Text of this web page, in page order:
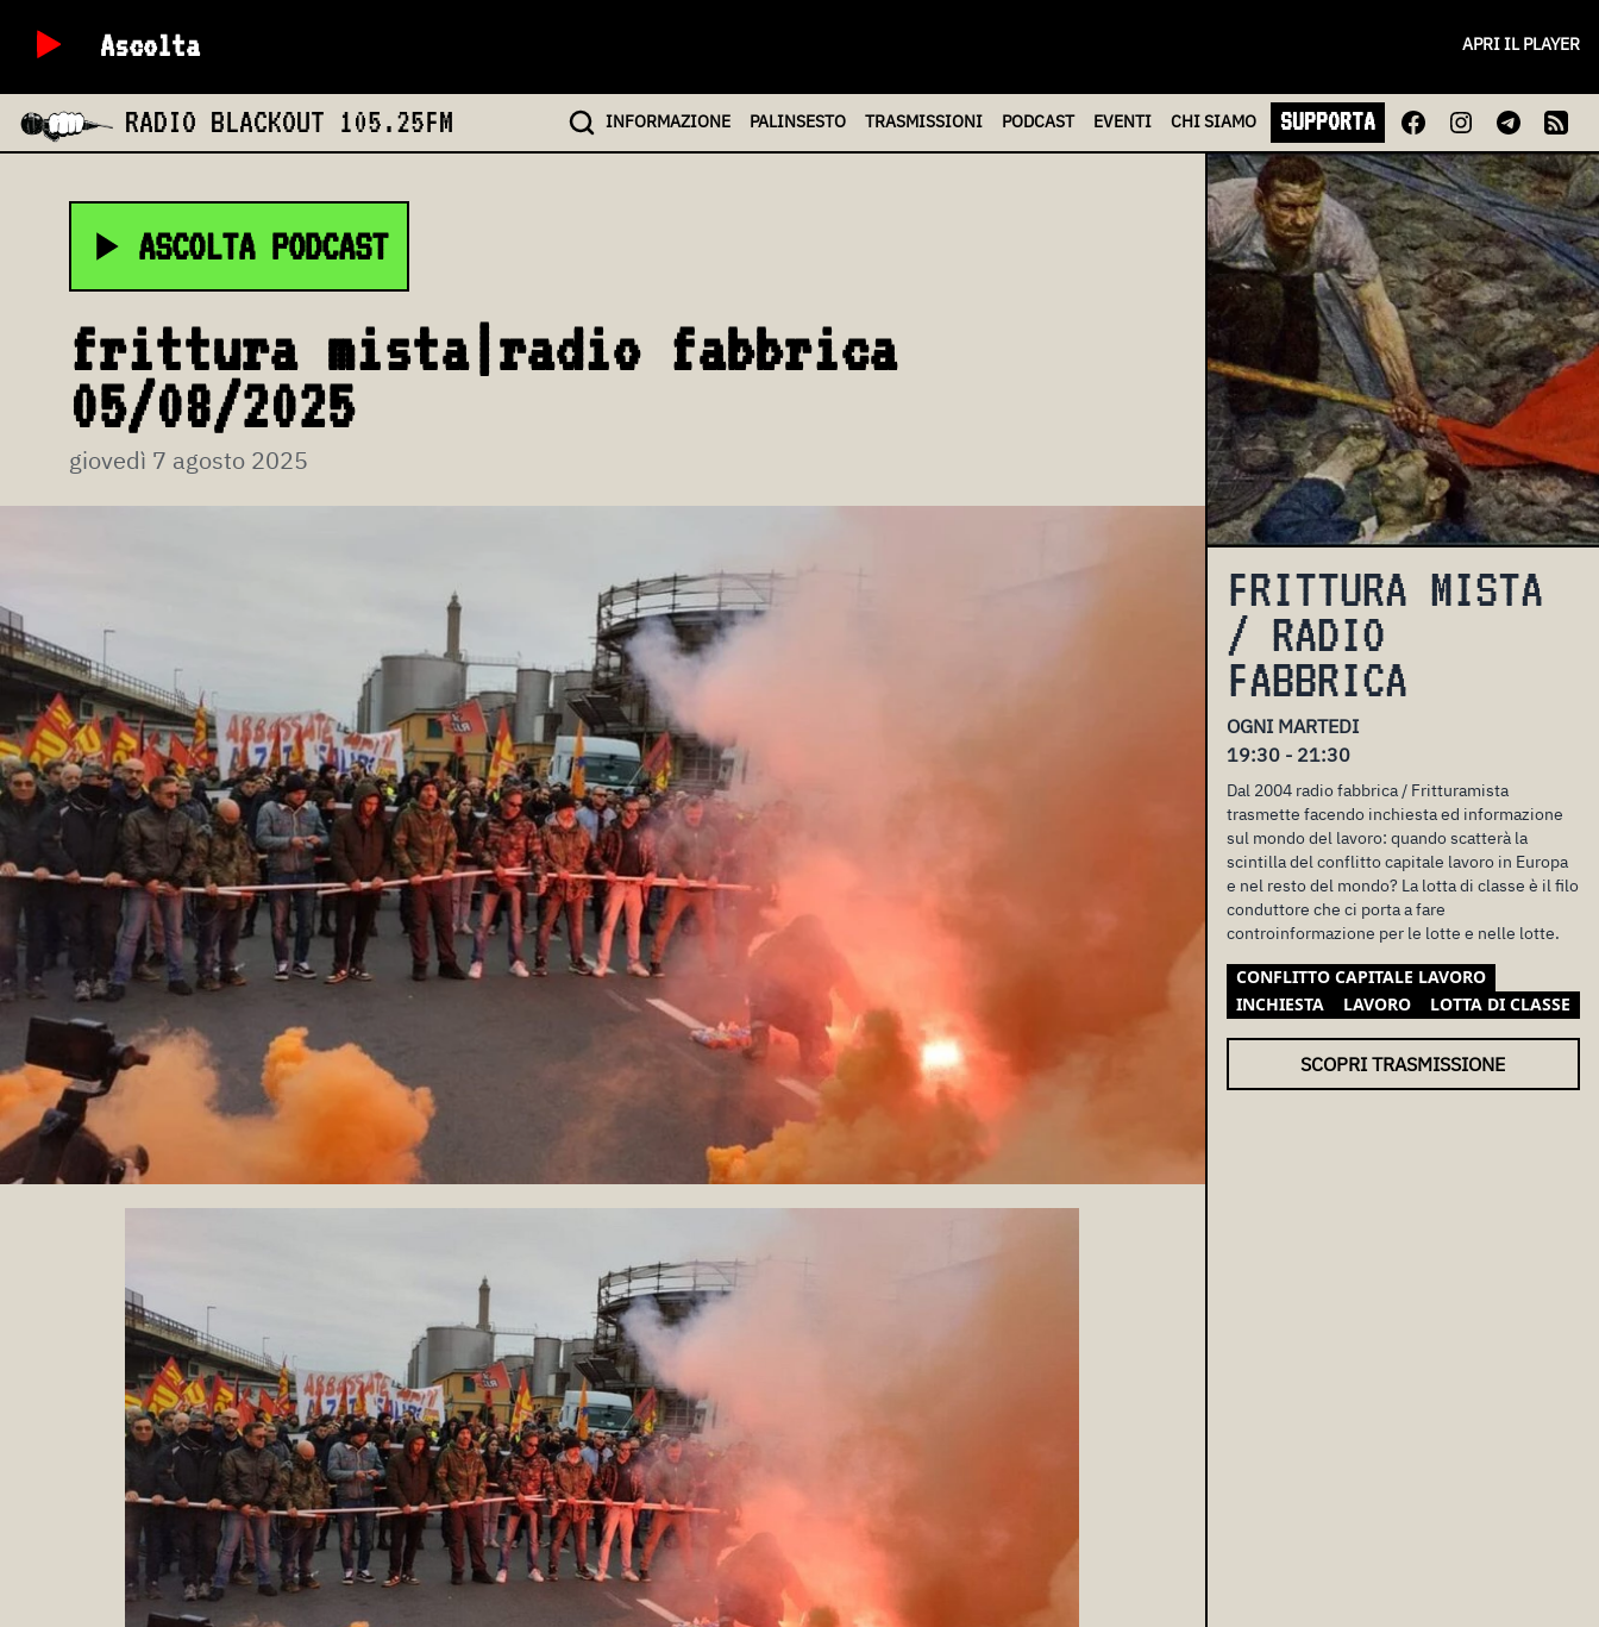
Ascolta APRI IL PLAYER
RADIO BLACKOUT 105.25FM INFORMAZIONE PALINSESTO TRASMISSIONI PODCAST EVENTI CHISIAMO SUPPORTA
ASCOLTA PODCAST
frittura mista|radio fabbrica
05/08/2025
giovedì 7 agosto 2025
FRITTURA MISTA
/ RADIO
FABBRICA
OGNI MARTEDI
19:30 - 21:30
Dal 2004 radio fabbrica / Fritturamista
trasmette facendo inchiesta ed informazione
sul mondo del lavoro: quando scatterà la
scintilla del conflitto capitale lavoro in Europa
e nel resto del mondo? La lotta di classe è il filo
conduttore che ci porta a fare
controinformazione per le lotte e nelle lotte.
CONFLITTO CAPITALE LAVORO
INCHIESTA
LAVORO LOTTA DI CLASSE
SCOPRI TRASMISSIONE